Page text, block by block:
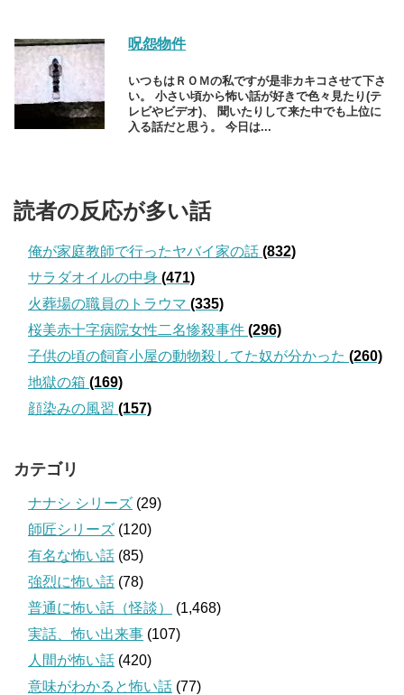
呪怨物件
いつもはＲＯＭの私ですが是非カキコさせて下さ
い。 小さい頃から怖い話が好きで色々見たり(テ
レビやビデオ)、 聞いたりして来た中でも上位に
入る話だと思う。 今日は...
読者の反応が多い話
俺が家庭教師で行ったヤバイ家の話 (832)
サラダオイルの中身 (471)
火葬場の職員のトラウマ (335)
桜美赤十字病院女性二名惨殺事件 (296)
子供の頃の飼育小屋の動物殺してた奴が分かった (260)
地獄の箱 (169)
顔染みの風習 (157)
カテゴリ
ナナシ シリーズ (29)
師匠シリーズ (120)
有名な怖い話 (85)
強烈に怖い話 (78)
普通に怖い話（怪談）
(1,468)
実話、怖い出来事 (107)
人間が怖い話 (420)
意味がわかると怖い話 (77)